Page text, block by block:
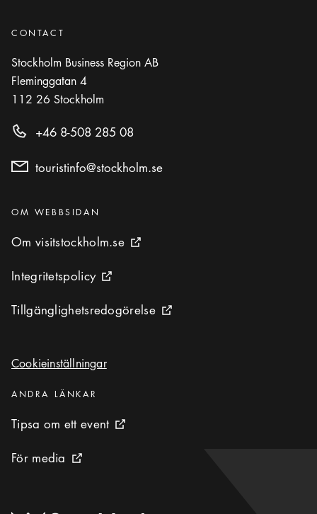
CONTACT
Stockholm Business Region AB
Fleminggatan 4
112 26 Stockholm
+46 8-508 285 08
touristinfo@stockholm.se
Kategorier:
OM WEBBSIDAN
Om visitstockholm.se
Om visitstockholm.se Extern ikon
Integritetspolicy
Integritetspolicy Extern ikon
Tillgänglighetsredogörelse
Tillgänglighetsredogörelse Extern ikon
Cookieinställningar
Cookieinställningar
Kategorier :
ANDRA LÄNKAR
Tipsa om ett event
Tipsa om ett event Extern ikon
För media
För media Extern ikon
Till startsidan